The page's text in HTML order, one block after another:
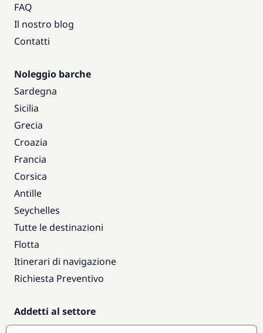
FAQ
Il nostro blog
Contatti
Noleggio barche
Sardegna
Sicilia
Grecia
Croazia
Francia
Corsica
Antille
Seychelles
Tutte le destinazioni
Flotta
Itinerari di navigazione
Richiesta Preventivo
Addetti al settore
Accesso armatori